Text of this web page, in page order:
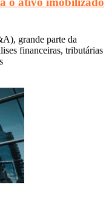
grande parte da
financeiras, tributárias